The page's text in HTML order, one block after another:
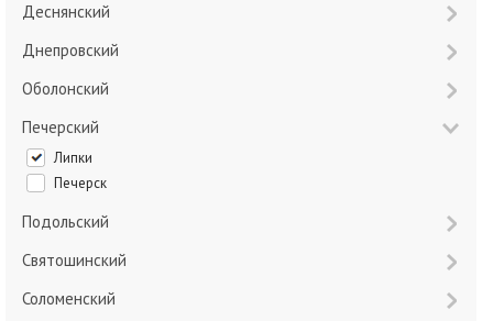
Деснянский
Днепровский
Оболонский
Печерский
Липки
Печерск
Подольский
Святошинский
Соломенский